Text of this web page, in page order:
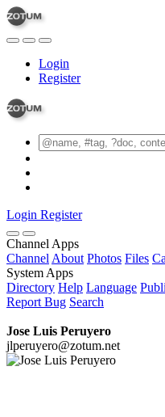
Login
Register
Login Register
Channel Apps
Channel About Photos Files
System Apps
Directory Help Language
Report Bug Search
Jose Luis Peruyero
jlperuyero@zotum.net